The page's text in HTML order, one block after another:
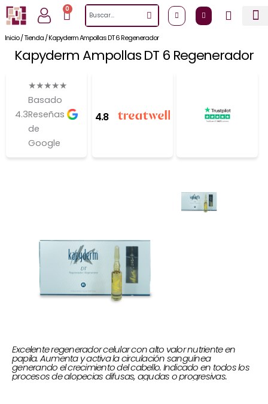
al
contenido
0
CartSearch
Inicio/Tienda/Kapyderm Ampollas DT 6 Regenerador
Kapyderm Ampollas DT 6 Regenerador
4.3
★★★★★
Basado
Reseñas
de
Google
4.8
Excelente regenerador celular con alto valor nutriente en
papila. Aumenta y activa la circulación sanguínea
generando el crecimiento del cabello. Indicado en todos los
procesos de alopecias difusas, agudas o progresivas.